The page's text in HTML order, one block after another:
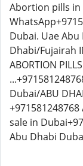
Abortion pills in
Dubai. Uae
Dhabi/Fujairah
ABORTION
Dubai/ABU
sale in
Abu Dhabi